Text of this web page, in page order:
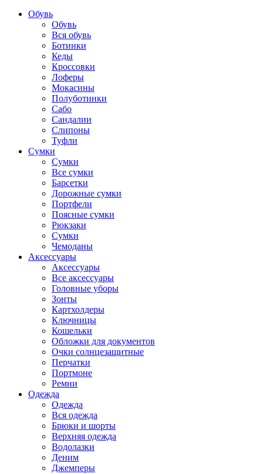
Обувь
Обувь
Вся обувь
Ботинки
Кеды
Кроссовки
Лоферы
Мокасины
Полуботинки
Сабо
Сандалии
Слипоны
Туфли
Сумки
Сумки
Все сумки
Барсетки
Дорожные сумки
Портфели
Поясные сумки
Рюкзаки
Сумки
Чемоданы
Аксессуары
Аксессуары
Все аксессуары
Головные уборы
Зонты
Картхолдеры
Ключницы
Кошельки
Обложки для документов
Очки солнцезащитные
Перчатки
Портмоне
Ремни
Одежда
Одежда
Вся одежда
Брюки и шорты
Верхняя одежда
Водолазки
Деним
Джемперы